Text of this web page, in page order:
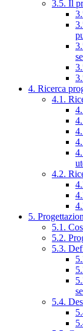
3.5. Il
4. Ricerca
4.1.
4.2.
5.
5.1.
5.2.
5.3.
5.4.